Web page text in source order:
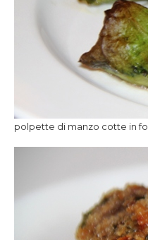
polpette di manzo cotte in